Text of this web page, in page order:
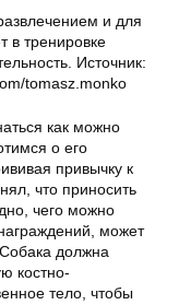
и для
в тренировке
Источник:
tomasz.monko
как можно
о его
привычку к
что приносить
чего можно
может
должна
костно-
тело, чтобы